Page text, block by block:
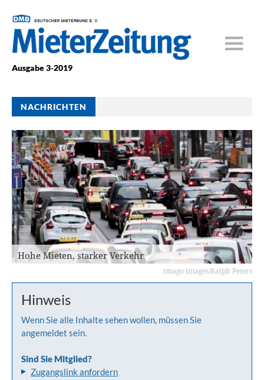
Ausgabe 3-2019
NACHRICHTEN
Hohe Mieten, starker Verkehr
imago images/Ralph Peters
Hinweis
Wenn Sie alle Inhalte sehen wollen, müssen Sie
angemeldet sein.
Sind Sie Mitglied?
Zugangslink anfordern